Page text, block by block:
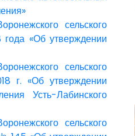
сельского
«Об утверждении
сельского
г. «Об утверждении
Усть-Лабинского
сельского